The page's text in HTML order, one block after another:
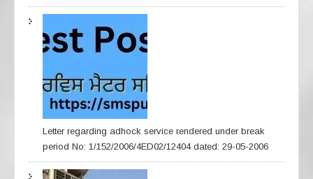
Letter regarding adhock service rendered under break
period No: 1/152/2006/4ED02/12404 dated: 29-05-2006